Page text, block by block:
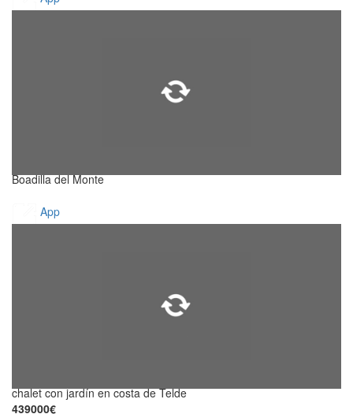
Boadilla del Monte
App
chalet con jardín en costa de Telde
439000€